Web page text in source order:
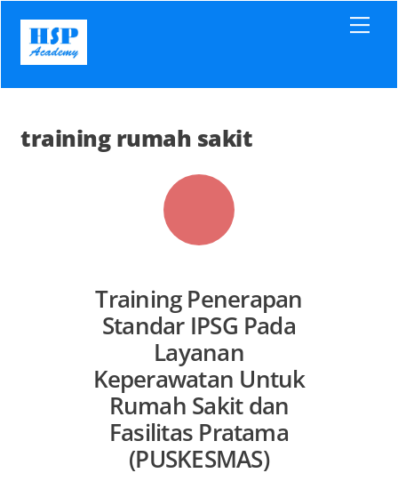
content
training rumah sakit
Training Penerapan
Standar IPSG Pada
Layanan
Keperawatan Untuk
Rumah Sakit dan
Fasilitas Pratama
(PUSKESMAS)